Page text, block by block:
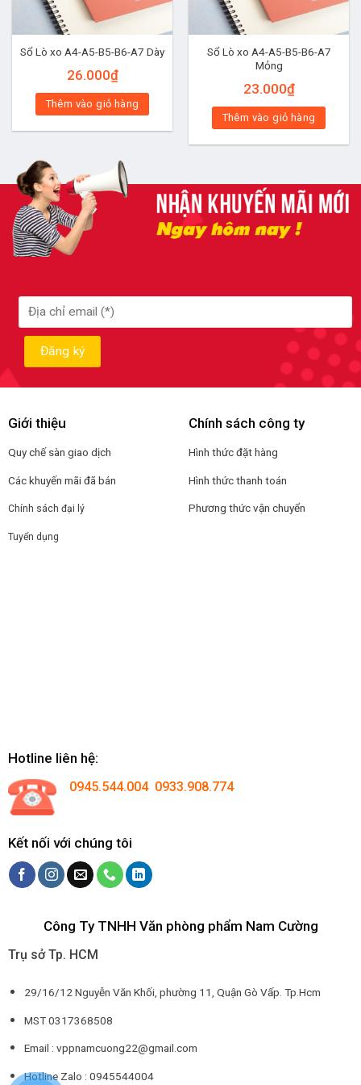
Sổ Lò xo A4-A5-B5-B6-A7 Dày
26.000₫
Thêm vào giỏ hàng
Sổ Lò xo A4-A5-B5-B6-A7
Mỏng
23.000₫
Thêm vào giỏ hàng
Giới thiệu
Quy chế sàn giao dịch
Các khuyến mãi đã bán
Chính sách đại lý
Tuyển dụng
Chính sách công ty
Hình thức đặt hàng
Hình thức thanh toán
Phương thức vận chuyển
Hotline liên hệ:
0945.544.004 0933.908.774
Kết nối với chúng tôi
Công Ty TNHH Văn phòng phẩm Nam Cường
Trụ sở Tp. HCM
29/16/12 Nguyễn Văn Khối, phường 11, Quận Gò Vấp. Tp.Hcm
MST 0317368508
Email : vppnamcuong22@gmail.com
Hotline Zalo : 0945544004